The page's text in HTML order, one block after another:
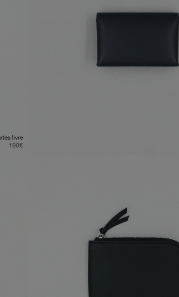
livre
190€